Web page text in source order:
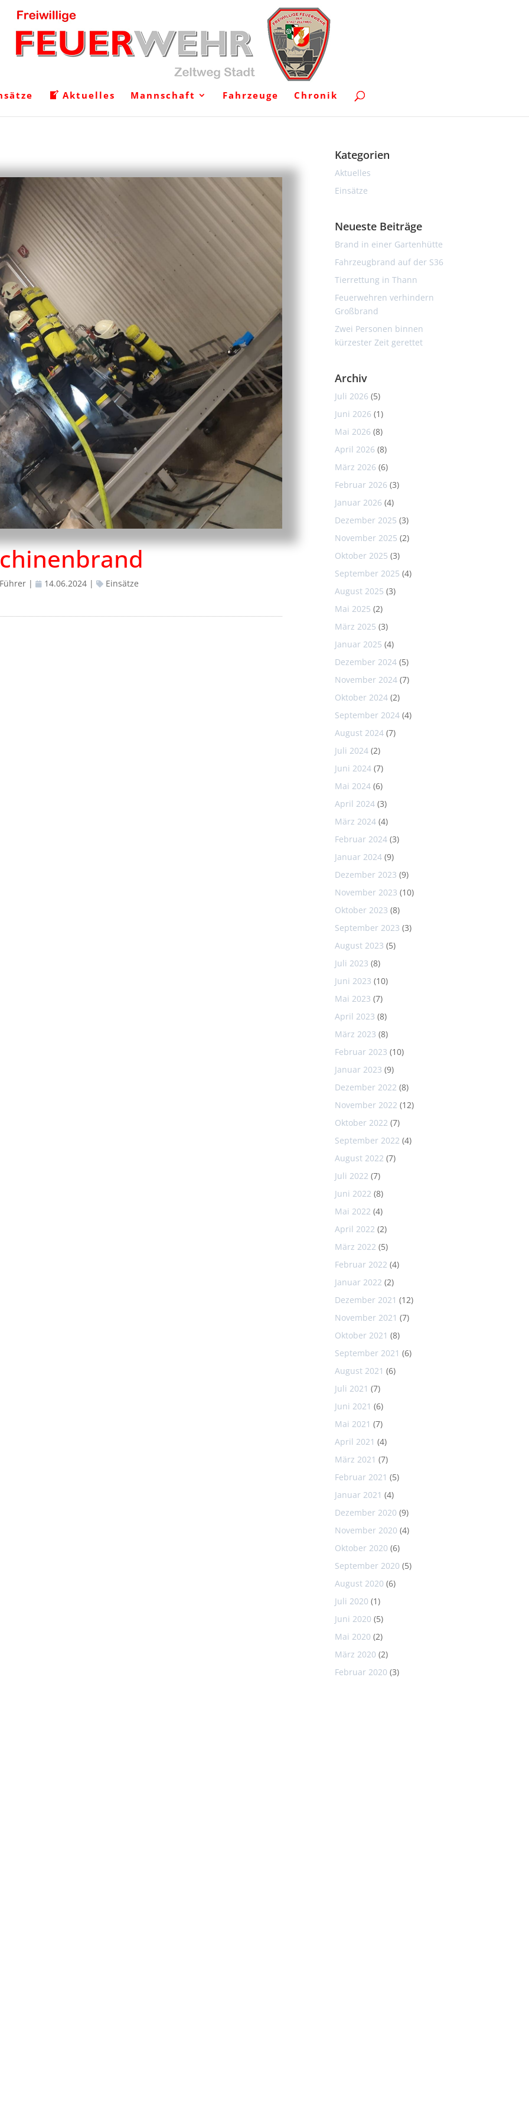
Aktuelles Mannschaft Fahrzeuge Chronik
| 14.06.2024 | Einsätze
Kategorien
Aktuelles
Einsätze
Neueste Beiträge
Brand in einer Gartenhütte
Fahrzeugbrand auf der S36
Tierrettung in Thann
Feuerwehren verhindern
Großbrand
Zwei Personen binnen
kürzester Zeit gerettet
Archiv
Juli 2026 (5)
Juni 2026 (1)
Mai 2026 (8)
April 2026 (8)
März 2026 (6)
Februar 2026 (3)
Januar 2026 (4)
Dezember 2025 (3)
November 2025 (2)
Oktober 2025 (3)
September 2025 (4)
August 2025 (3)
Mai 2025 (2)
März 2025 (3)
Januar 2025 (4)
Dezember 2024 (5)
November 2024 (7)
Oktober 2024 (2)
September 2024 (4)
August 2024 (7)
Juli 2024 (2)
Juni 2024 (7)
Mai 2024 (6)
April 2024 (3)
März 2024 (4)
Februar 2024 (3)
Januar 2024 (9)
Dezember 2023 (9)
November 2023 (10)
Oktober 2023 (8)
September 2023 (3)
August 2023 (5)
Juli 2023 (8)
Juni 2023 (10)
Mai 2023 (7)
April 2023 (8)
März 2023 (8)
Februar 2023 (10)
Januar 2023 (9)
Dezember 2022 (8)
November 2022 (12)
Oktober 2022 (7)
September 2022 (4)
August 2022 (7)
Juli 2022 (7)
Juni 2022 (8)
Mai 2022 (4)
April 2022 (2)
März 2022 (5)
Februar 2022 (4)
Januar 2022 (2)
Dezember 2021 (12)
November 2021 (7)
Oktober 2021 (8)
September 2021 (6)
August 2021 (6)
Juli 2021 (7)
Juni 2021 (6)
Mai 2021 (7)
April 2021 (4)
März 2021 (7)
Februar 2021 (5)
Januar 2021 (4)
Dezember 2020 (9)
November 2020 (4)
Oktober 2020 (6)
September 2020 (5)
August 2020 (6)
Juli 2020 (1)
Juni 2020 (5)
Mai 2020 (2)
März 2020 (2)
Februar 2020 (3)